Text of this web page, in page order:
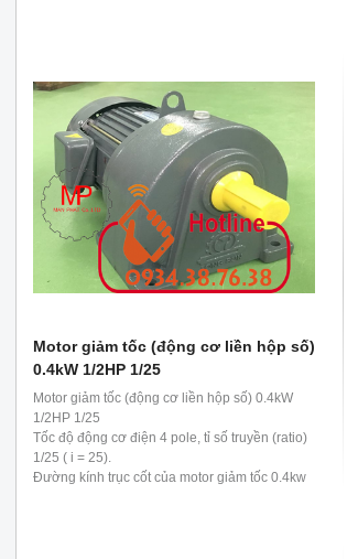
Motor giảm tốc (động cơ liền hộp số)
0.4kW 1/2HP 1/25
Motor giảm tốc (động cơ liền hộp số) 0.4kW
1/2HP 1/25
Tốc độ động cơ điện 4 pole, tỉ số truyền (ratio)
1/25 ( i = 25).
Đường kính trục cốt của motor giảm tốc 0.4kw